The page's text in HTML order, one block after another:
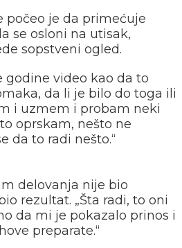
počeo je da primećuje
se osloni na utisak,
sopstveni ogled.
godine video kao da to
da li je bilo do toga ili
i uzmem i probam neki
oprskam, nešto ne
da to radi nešto.“
delovanja nije bio
rezultat. „Šta radi, to oni
da mi je pokazalo prinos i
preparate.“